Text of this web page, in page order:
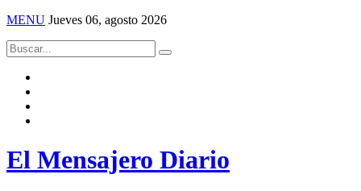
MENU Jueves 06, agosto 2026
El Mensajero Diario